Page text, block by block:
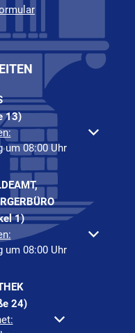
13)
Schließzeiten
um 08:00 Uhr
1)
Schließzeiten
um 08:00 Uhr
24)
oder Schließzeiten